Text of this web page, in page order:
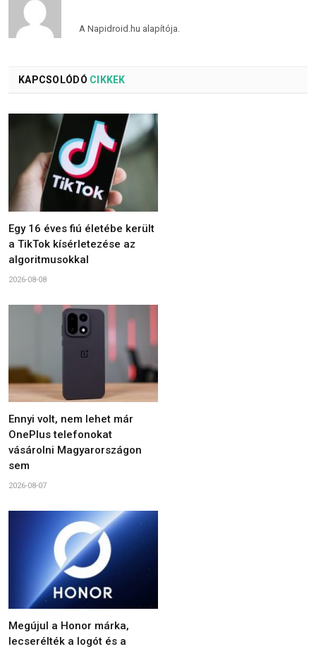
A Napidroid.hu alapítója.
KAPCSOLÓDÓ CIKKEK
Egy 16 éves fiú életébe került
a TikTok kísérletezése az
algoritmusokkal
2026-08-08
Ennyi volt, nem lehet már
OnePlus telefonokat
vásárolni Magyarországon
sem
2026-08-07
Megújul a Honor márka,
lecserélték a logót és a